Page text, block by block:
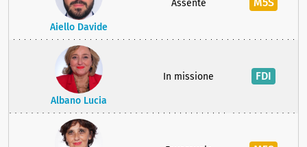
Aiello Davide
Assente
Albano Lucia
In missione FDI